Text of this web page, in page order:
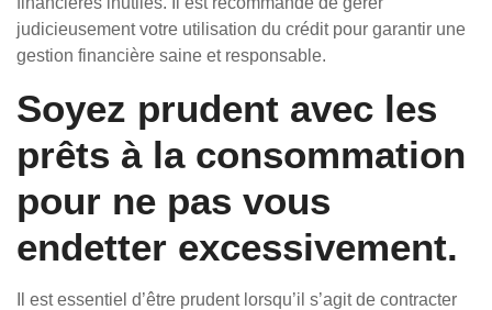
judicieusement votre utilisation du crédit pour garantir une
gestion financière saine et responsable.
Soyez prudent avec les
prêts à la consommation
pour ne pas vous
endetter excessivement.
Il est essentiel d’être prudent lorsqu’il s’agit de contracter